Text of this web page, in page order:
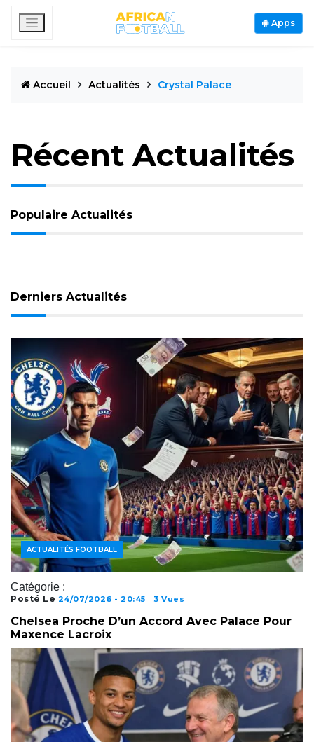
Apps
Accueil Actualités Crystal Palace
Récent Actualités
Populaire Actualités
Derniers Actualités
Catégorie :
ACTUALITÉS FOOTBALL
Posté Le 24/07/2026 - 20:45 3 Vues
Chelsea Proche D’un Accord Avec Palace Pour
Maxence Lacroix